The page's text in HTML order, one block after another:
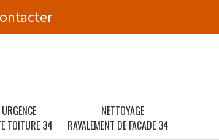
URGENCE
TOITURE 34
NETTOYAGE
RAVALEMENT DE FACADE 34